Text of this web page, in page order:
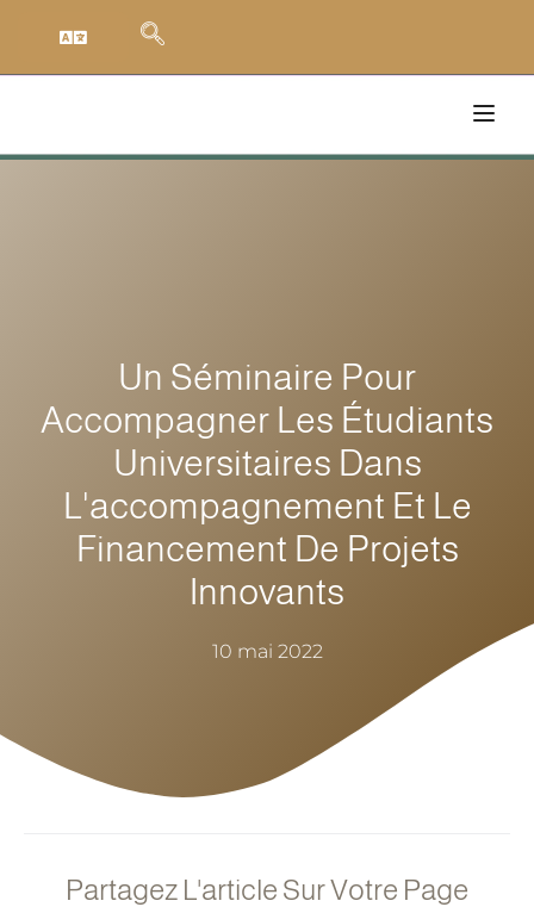
Un Séminaire Pour
Accompagner Les Étudiants
Universitaires Dans
L'accompagnement Et Le
Financement De Projets
Innovants
10 mai 2022
Partagez L'article Sur Votre Page